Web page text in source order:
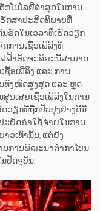
ກໂນໂລຢີລ່າສຸດໃນການ
ກສາປະສິດທິພາບທີ່
ຊັດໃນເວລາທີ່ເຮັດວຽກ
ດການເຊື້ອເພີລິງທີ່
ຟ້າອັດຈະລິຍະນີ້ສາມາດ
ອເພີລິງ ແລະ ການ
ທັງໝົດສູງສຸດ ແລະ ຫຼຸດ
ນເສຍເຊື້ອເພີລິງໃນການ
ວຽກທີ່ຖືກປັບປຸງຢ່າງດີນີ້
ະຢັດຄ່າໃຊ້ຈ່າຍໃນການ
ວເທົ່ານັ້ນ, ແຕ່ຍັງ
ນການພັฒະນາຕ່ຳກາໂບນ
ປັດຈຸບັນ.